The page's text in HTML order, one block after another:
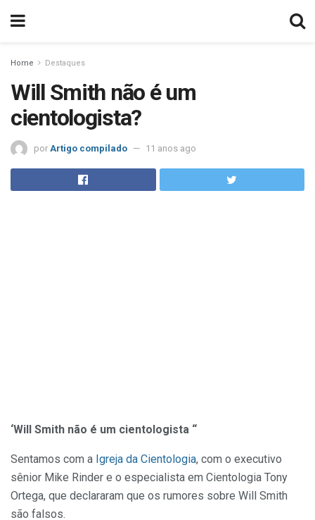
Home Destaques
Will Smith não é um
cientologista?
por Artigo compilado 11 anos ago
‘Will Smith não é um cientologista “
Sentamos com a Igreja da Cientologia, com o executivo
sênior Mike Rinder e o especialista em Cientologia Tony
Ortega, que declararam que os rumores sobre Will Smith
são falsos.